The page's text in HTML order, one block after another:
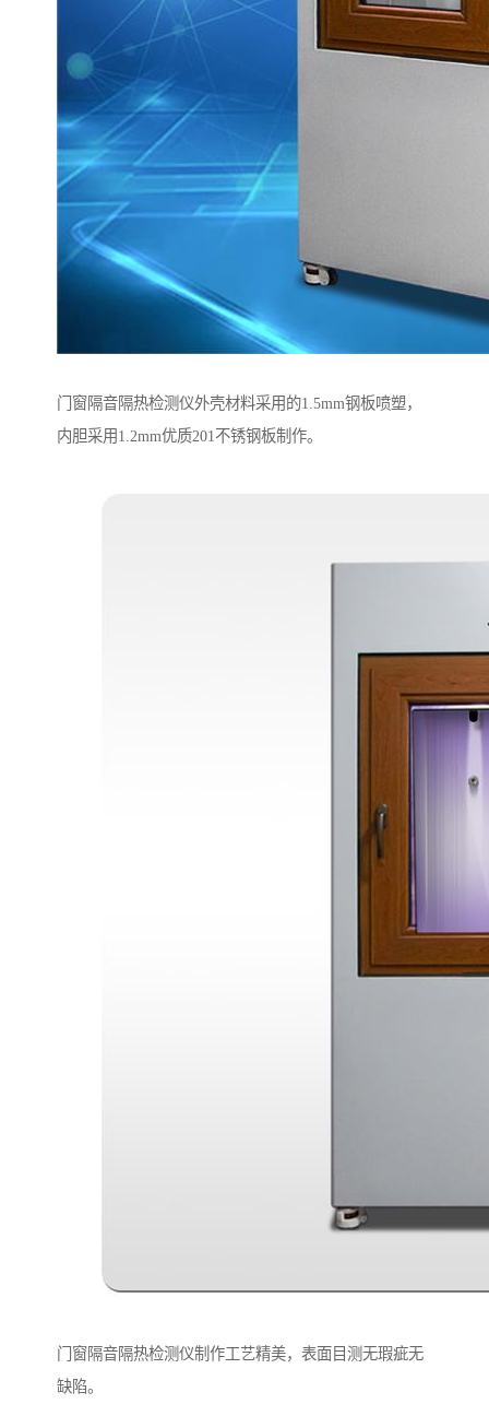
门窗隔音隔热检测仪外壳材料采用的1.5mm钢板喷塑，
内胆采用1.2mm优质201不锈钢板制作。
门窗隔音隔热检测仪制作工艺精美，表面目测无瑕疵无
缺陷。